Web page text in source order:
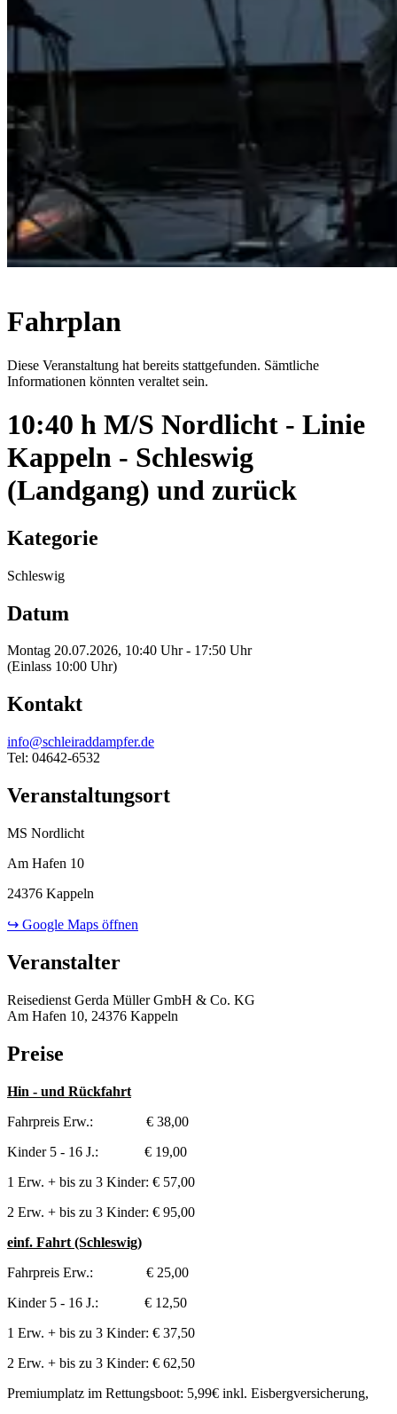
Fahrplan
Diese Veranstaltung hat bereits stattgefunden. Sämtliche
Informationen könnten veraltet sein.
10:40 h M/S Nordlicht - Linie
Kappeln - Schleswig
(Landgang) und zurück
Kategorie
Schleswig
Datum
Montag 20.07.2026, 10:40 Uhr - 17:50 Uhr
(Einlass 10:00 Uhr)
Kontakt
info@schleiraddampfer.de
Tel: 04642-6532
Veranstaltungsort
MS Nordlicht
Am Hafen 10
24376 Kappeln
↪ Google Maps öffnen
Veranstalter
Reisedienst Gerda Müller GmbH & Co. KG
Am Hafen 10, 24376 Kappeln
Preise
Hin - und Rückfahrt
Fahrpreis Erw.: € 38,00
Kinder 5 - 16 J.: € 19,00
1 Erw. + bis zu 3 Kinder: € 57,00
2 Erw. + bis zu 3 Kinder: € 95,00
einf. Fahrt (Schleswig)
Fahrpreis Erw.: € 25,00
Kinder 5 - 16 J.: € 12,50
1 Erw. + bis zu 3 Kinder: € 37,50
2 Erw. + bis zu 3 Kinder: € 62,50
Premiumplatz im Rettungsboot: 5,99€ inkl. Eisbergversicherung,